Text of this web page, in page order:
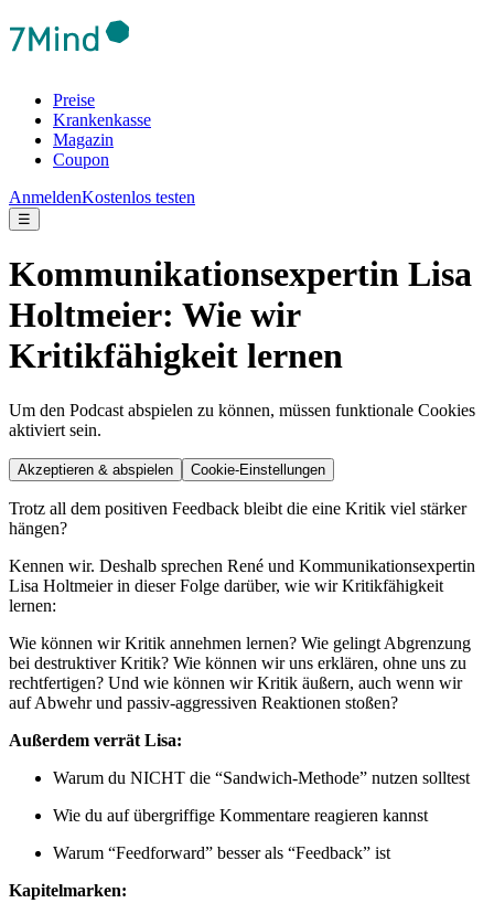
Preise
Krankenkasse
Magazin
Coupon
AnmeldenKostenlos testen
☰
Kommunikationsexpertin Lisa
Holtmeier: Wie wir
Kritikfähigkeit lernen
Um den Podcast abspielen zu können, müssen funktionale Cookies
aktiviert sein.
Akzeptieren & abspielen Cookie-Einstellungen
Trotz all dem positiven Feedback bleibt die eine Kritik viel stärker
hängen?
Kennen wir. Deshalb sprechen René und Kommunikationsexpertin
Lisa Holtmeier in dieser Folge darüber, wie wir Kritikfähigkeit
lernen:
Wie können wir Kritik annehmen lernen? Wie gelingt Abgrenzung
bei destruktiver Kritik? Wie können wir uns erklären, ohne uns zu
rechtfertigen? Und wie können wir Kritik äußern, auch wenn wir
auf Abwehr und passiv-aggressiven Reaktionen stoßen?
Außerdem verrät Lisa:
Warum du NICHT die “Sandwich-Methode” nutzen solltest
Wie du auf übergriffige Kommentare reagieren kannst
Warum “Feedforward” besser als “Feedback” ist
Kapitelmarken: